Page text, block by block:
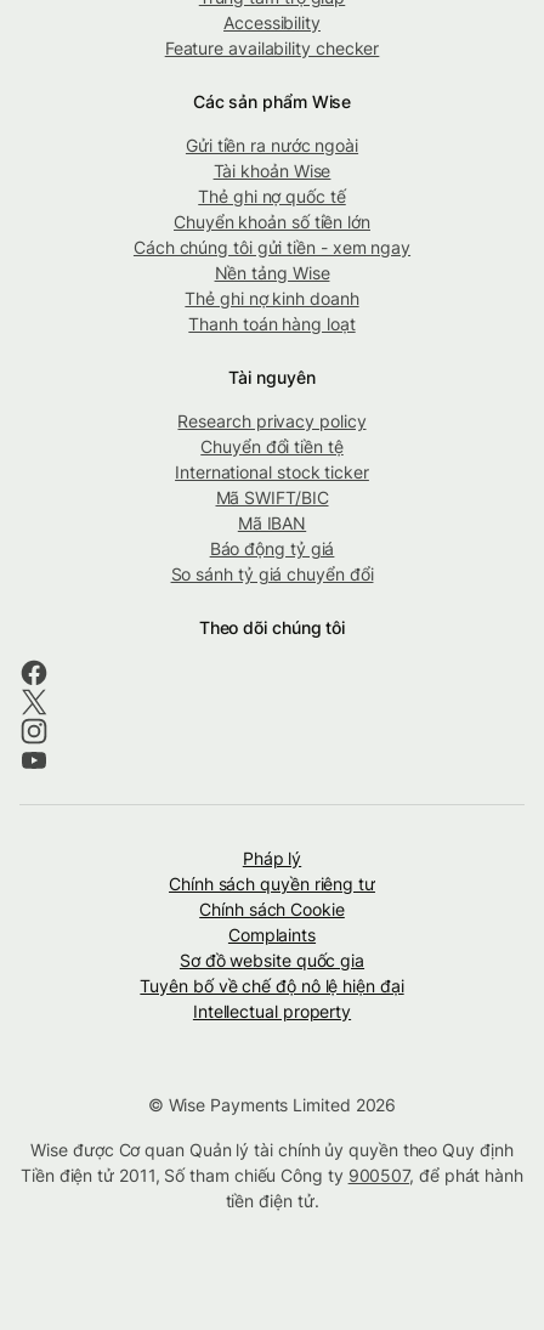
Accessibility
Feature availability checker
Các sản phẩm Wise
Gửi tiền ra nước ngoài
Tài khoản Wise
Thẻ ghi nợ quốc tế
Chuyển khoản số tiền lớn
Cách chúng tôi gửi tiền - xem ngay
Nền tảng Wise
Thẻ ghi nợ kinh doanh
Thanh toán hàng loạt
Tài nguyên
Research privacy policy
Chuyển đổi tiền tệ
International stock ticker
Mã SWIFT/BIC
Mã IBAN
Báo động tỷ giá
So sánh tỷ giá chuyển đổi
Theo dõi chúng tôi
Pháp lý
Chính sách quyền riêng tư
Chính sách Cookie
Complaints
Sơ đồ website quốc gia
Tuyên bố về chế độ nô lệ hiện đại
Intellectual property
© Wise Payments Limited 2026
Wise được Cơ quan Quản lý tài chính ủy quyền theo Quy định
Tiền điện tử 2011, Số tham chiếu Công ty 900507, để phát hành
tiền điện tử.